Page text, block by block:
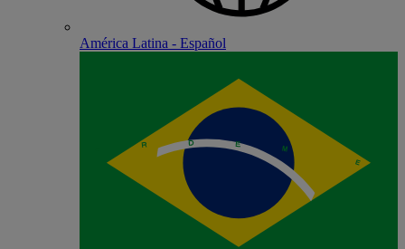
América Latina - Español